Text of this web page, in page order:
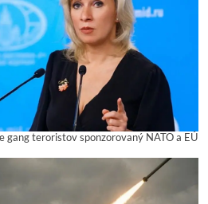
gang teroristov sponzorovaný NATO a EÚ